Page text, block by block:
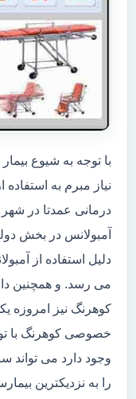
با توجه به شیوع
نیاز مبرم به استفاده
درمانی عمدتا در
آمبولانس در بخش
دلیل استفاده از
می رسد. و همچنین
کوهرنگ نیز امروزه
خصوصی کوهرنگ با
وجود دارد می تواند
را به نزدیکترین